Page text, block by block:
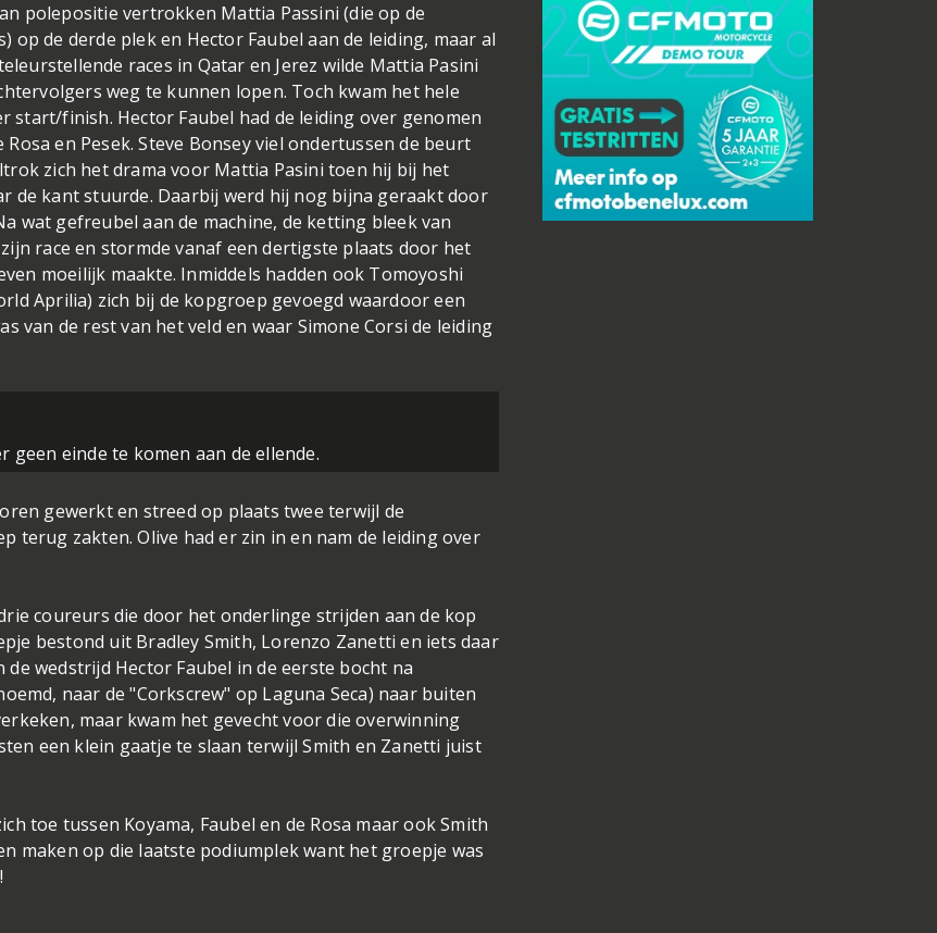
polepositie vertrokken Mattia Passini (die op de
de derde plek en Hector Faubel aan de leiding, maar al
races in Qatar en Jerez wilde Mattia Pasini
weg te kunnen lopen. Toch kwam het hele
start/finish. Hector Faubel had de leiding over genomen
en Pesek. Steve Bonsey viel ondertussen de beurt
zich het drama voor Mattia Pasini toen hij bij het
de kant stuurde. Daarbij werd hij nog bijna geraakt door
wat gefreubel aan de machine, de ketting bleek van
race en stormde vanaf een dertigste plaats door het
moeilijk maakte. Inmiddels hadden ook Tomoyoshi
Aprilia) zich bij de kopgroep gevoegd waardoor een
van de rest van het veld en waar Simone Corsi de leiding
geen einde te komen aan de ellende.
gewerkt en streed op plaats twee terwijl de
terug zakten. Olive had er zin in en nam de leiding over
coureurs die door het onderlinge strijden aan de kop
bestond uit Bradley Smith, Lorenzo Zanetti en iets daar
wedstrijd Hector Faubel in de eerste bocht na
naar de "Corkscrew" op Laguna Seca) naar buiten
maar kwam het gevecht voor die overwinning
een klein gaatje te slaan terwijl Smith en Zanetti juist
toe tussen Koyama, Faubel en de Rosa maar ook Smith
maken op die laatste podiumplek want het groepje was